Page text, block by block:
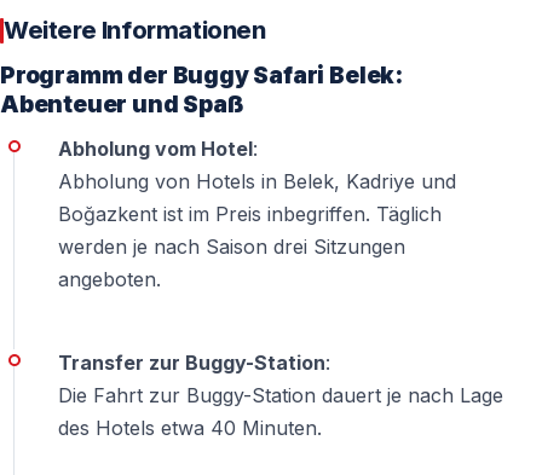
✅Wetterunabhängig— Auch bei bewölktem Himmel
perfekt
✅Hohe Zufriedenheit— Durchschnittlich 4.8/5
Sterne Bewertung
Sichere Organisation— Versicherung und
lizenzierte Guides inklusive
Viele Gäste sagen: "Das war das Highlight unserer
Belek-Woche!"
Was ist im Preis enthalten?
Weitere Informationen
Programm der Buggy Safari Belek:
Abenteuer und Spaß
Abholung vom Hotel:
Abholung von Hotels in Belek, Kadriye und
Boğazkent ist im Preis inbegriffen. Täglich
werden je nach Saison drei Sitzungen
angeboten.
Transfer zur Buggy-Station:
Die Fahrt zur Buggy-Station dauert je nach Lage
des Hotels etwa 40 Minuten.